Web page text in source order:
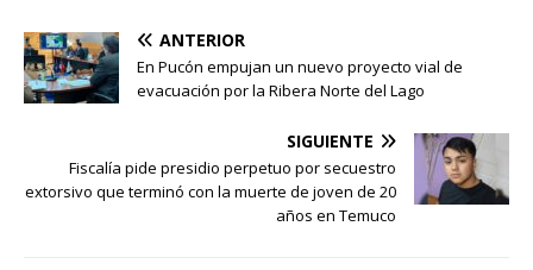
ANTERIOR
En Pucón empujan un nuevo proyecto vial de
evacuación por la Ribera Norte del Lago
SIGUIENTE
Fiscalía pide presidio perpetuo por secuestro
extorsivo que terminó con la muerte de joven de 20
años en Temuco